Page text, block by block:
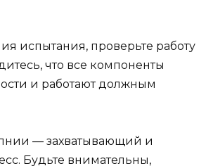
испытания, проверьте работу
что все компоненты
и работают должным
— захватывающий и
Будьте внимательны,